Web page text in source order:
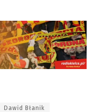
Dawid Błanik